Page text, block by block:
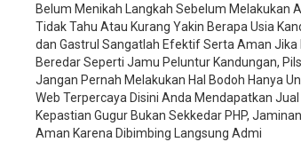
Belum Menikah Langkah Sebelum Melakukan
Tidak Tahu Atau Kurang Yakin Berapa Usia
dan Gastrul Sangatlah Efektif Serta Aman Jika
Beredar Seperti Jamu Peluntur Kandungan,
Jangan Pernah Melakukan Hal Bodoh Hanya
Web Terpercaya Disini Anda Mendapatkan
Kepastian Gugur Bukan Sekkedar PHP,
Aman Karena Dibimbing Langsung Admi